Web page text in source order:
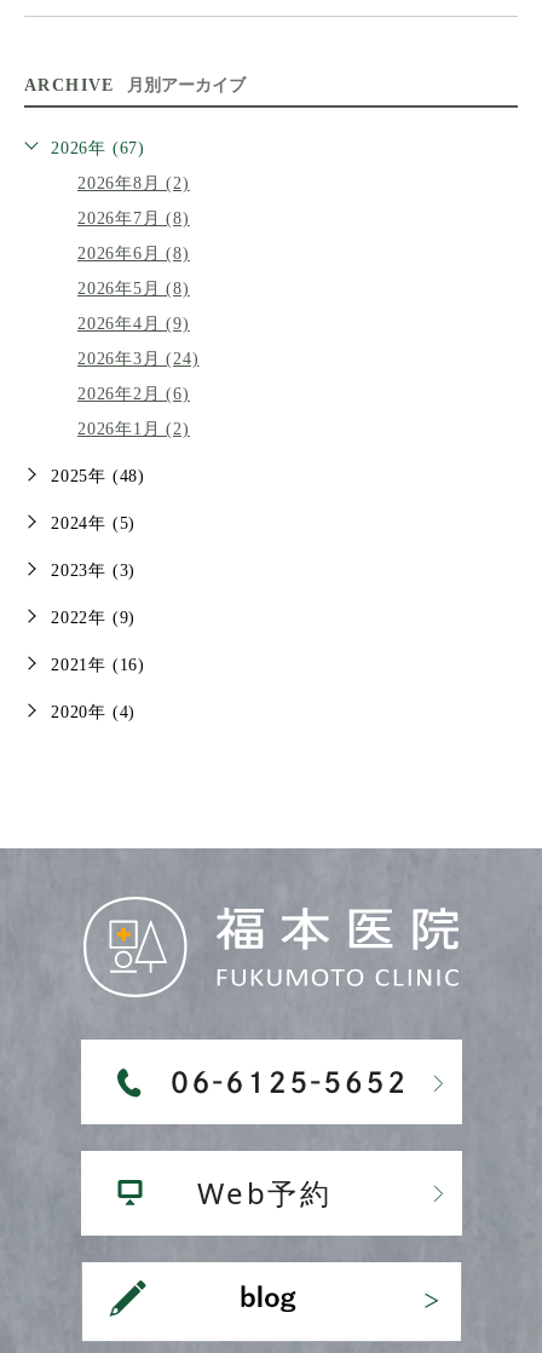
ARCHIVE 月別アーカイブ
2026年 (67)
2026年8月 (2)
2026年7月 (8)
2026年6月 (8)
2026年5月 (8)
2026年4月 (9)
2026年3月 (24)
2026年2月 (6)
2026年1月 (2)
2025年 (48)
2024年 (5)
2023年 (3)
2022年 (9)
2021年 (16)
2020年 (4)